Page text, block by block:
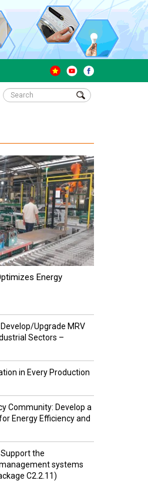
Energy
Upgrade MRV
Sectors –
in Every Production
Community: Develop a
Energy Efficiency and
the
systems
C2.2.11)